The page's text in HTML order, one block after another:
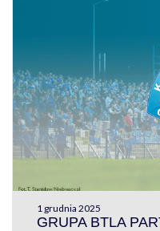
1 grudnia 2025
GRUPA BTLA